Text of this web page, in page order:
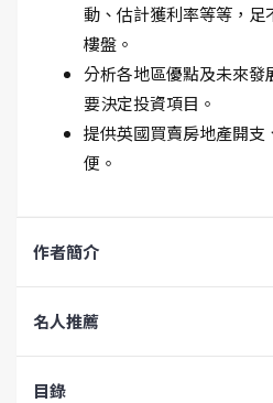
動、估計獲利率等等，足
樓盤。
分析各地區優點及未來發
要決定投資項目。
提供英國買賣房地產開支
便。
作者簡介
名人推薦
目錄